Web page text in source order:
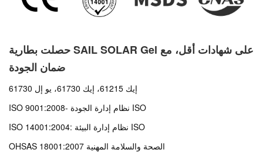
حصلت بطارية SAIL SOLAR Gel على شهادات أقل، مع
ضمان الجودة
إيك 61215، إيك 61730، يو إل 61730
ISO 9001:2008- نظام إدارة الجودة ISO
ISO 14001:2004: نظام إدارة البيئة ISO
OHSAS 18001:2007 الصحة والسلامة المهنية